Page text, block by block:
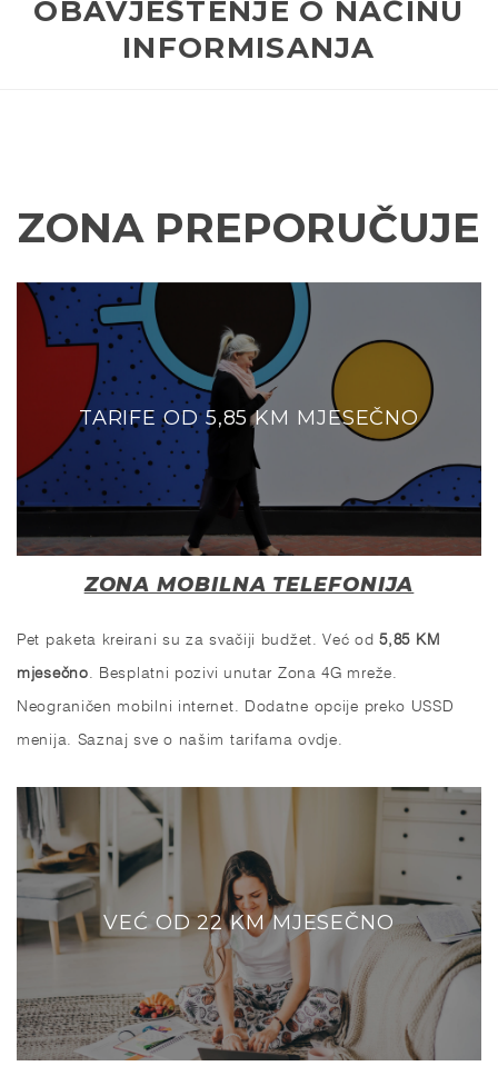
OBAVJEŠTENJE O NAČINU
INFORMISANJA
ZONA PREPORUČUJE
TARIFE OD 5,85 KM MJESEČNO
ZONA MOBILNA TELEFONIJA
Pet paketa kreirani su za svačiji budžet. Već od5,85 KM
mjesečno . Besplatni pozivi unutar Zona 4G mreže.
Neograničen mobilni internet. Dodatne opcije preko USSD
menija. Saznaj sve o našim tarifama ovdje
VEĆ OD 22 KM MJESEČNO